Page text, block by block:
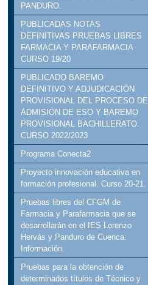
PANDURO.
PUBLICADAS NOTAS
DEFINITIVAS PRUEBAS LIBRES
FARMACIA Y PARAFARMACIA
CURSO 19/20
PUBLICADO BAREMO
DEFINITIVO Y ADJUDICACIÓN
PROVISIONAL DEL PROCESO DE
ADMISIÓN DE ESO Y BAREMO
PROVISIONAL BACHILLERATO.
CURSO 2022/2023
Programa Conecta2
Proyecto innovación educativa en
formación profesional. Curso 20-21.
Pruebas libres del CFGM de
Farmacia y Parafarmacia que se
desarrollarán en el IES Lorenzo
Hervás y Panduro de Cuenca:
Información.
Pruebas para la obtención de
determinados títulos de Técnico y